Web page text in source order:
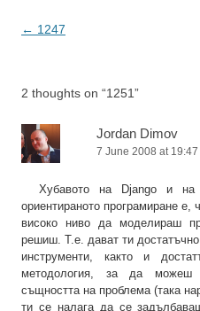
на изцяло свободно
Type. Малко след…
Post
← 1247
2 thoughts on “1251”
Jordan Dimov
7 June 2008 at 19:47
Хубавото на Django и на
ориентираното програмиране е,
високо ниво да моделираш
решиш. Т.е. дават ти
инструменти, както и
методология, за да
същността на проблема (така
ти се налага да се